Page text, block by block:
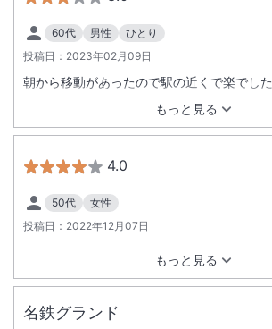
60代 男性
ひとり
投稿日： 2023年02月09日
もっと見る
朝から移動があったので駅の近くで楽でした
4.0
50代
女性
投稿日： 2022年12月07日
もっと見る
名鉄グランド